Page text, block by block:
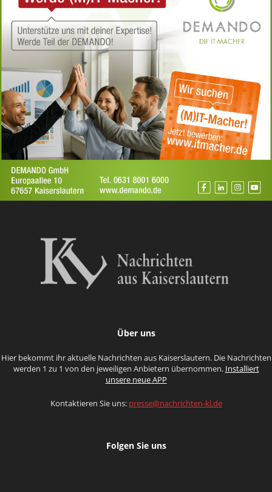
Über uns
Hier bekommt ihr aktuelle Nachrichten aus Kaiserslautern. Die Nachrichten
werden 1 zu 1 von den jeweiligen Anbietern übernommen. Installiert
unsere neue APP
Kontaktieren Sie uns: presse@nachrichten-kl.de
Folgen Sie uns